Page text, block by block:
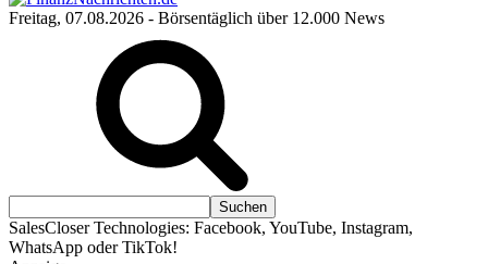
Freitag, 07.08.2026 - Börsentäglich über 12.000 News
SalesCloser Technologies: Facebook, YouTube, Instagram,
WhatsApp oder TikTok!